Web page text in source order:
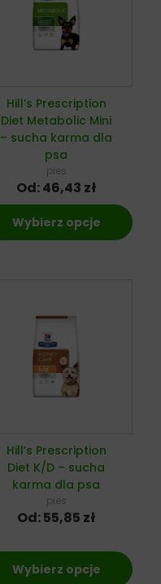
Hill’s Prescription
Diet Metabolic Mini
– sucha karma dla
psa
pies
Od:46,43 zł
Wybierz opcje
Hill’s Prescription
Diet K/D – sucha
karma dla psa
pies
Od:55,85 zł
Wybierz opcje